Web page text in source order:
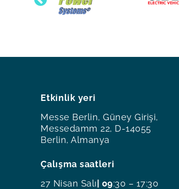
Etkinlik yeri
Messe Berlin, Güney Girişi,
Messedamm 22, D-14055
Berlin, Almanya
Çalışma saatleri
27 Nisan Salı | 09:30 – 17:30